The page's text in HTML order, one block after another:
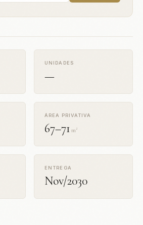
UNIDADES
—
ÁREA PRIVATIVA
67–71 m²
ENTREGA
Nov/2030